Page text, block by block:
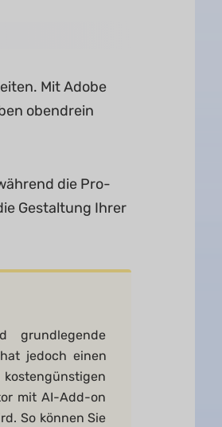
Mit Adobe
obendrein
die Pro-
Gestaltung Ihrer
grundlegende
jedoch einen
kostengünstigen
mit AI-Add-on
So können Sie